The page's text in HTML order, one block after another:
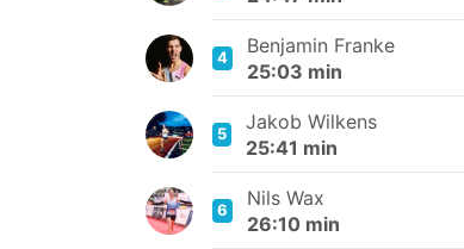
4
Benjamin Franke
25:03 min
5
Jakob Wilkens
25:41 min
6
Nils Wax
26:10 min